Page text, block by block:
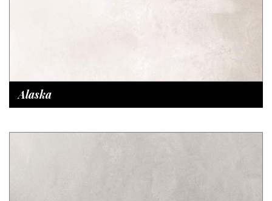
Alaska